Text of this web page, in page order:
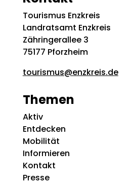
Tourismus Enzkreis
Landratsamt Enzkreis
Zähringerallee 3
75177 Pforzheim
tourismus@enzkreis.de
Themen
Aktiv
Entdecken
Mobilität
Informieren
Kontakt
Presse